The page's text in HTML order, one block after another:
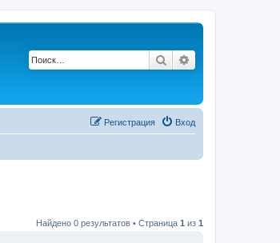
Поиск
Вход
Регистрация
Найдено 0 результатов • Страница 1 из 1